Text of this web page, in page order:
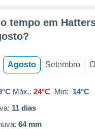
tempo em
?
Agosto Setembro
Máx.: 24°C Min: 14°C
11 dias
64 mm